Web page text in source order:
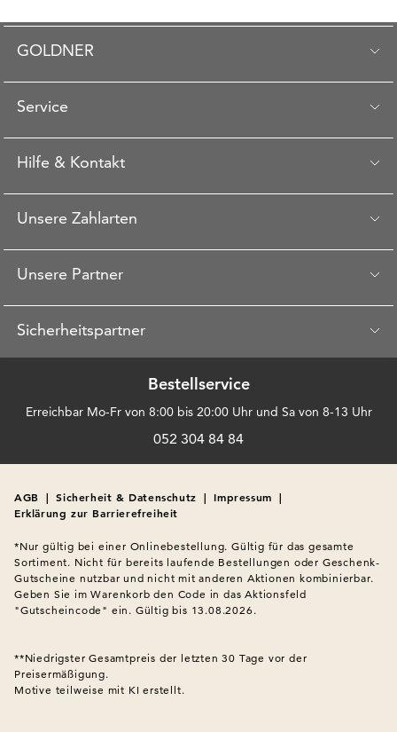
GOLDNER
Service
Hilfe & Kontakt
Unsere Zahlarten
Unsere Partner
Sicherheitspartner
Bestellservice
Erreichbar Mo-Fr von 8:00 bis 20:00 Uhr und Sa von 8-13 Uhr
052 304 84 84
AGB | Sicherheit & Datenschutz | Impressum |
Erklärung zur Barrierefreiheit
*Nur gültig bei einer Onlinebestellung. Gültig für das gesamte
Sortiment. Nicht für bereits laufende Bestellungen oder Geschenk-
Gutscheine nutzbar und nicht mit anderen Aktionen kombinierbar.
Geben Sie im Warenkorb den Code in das Aktionsfeld
"Gutscheincode" ein. Gültig bis 13.08.2026.
**Niedrigster Gesamtpreis der letzten 30 Tage vor der
Preisermäßigung.
Motive teilweise mit KI erstellt.